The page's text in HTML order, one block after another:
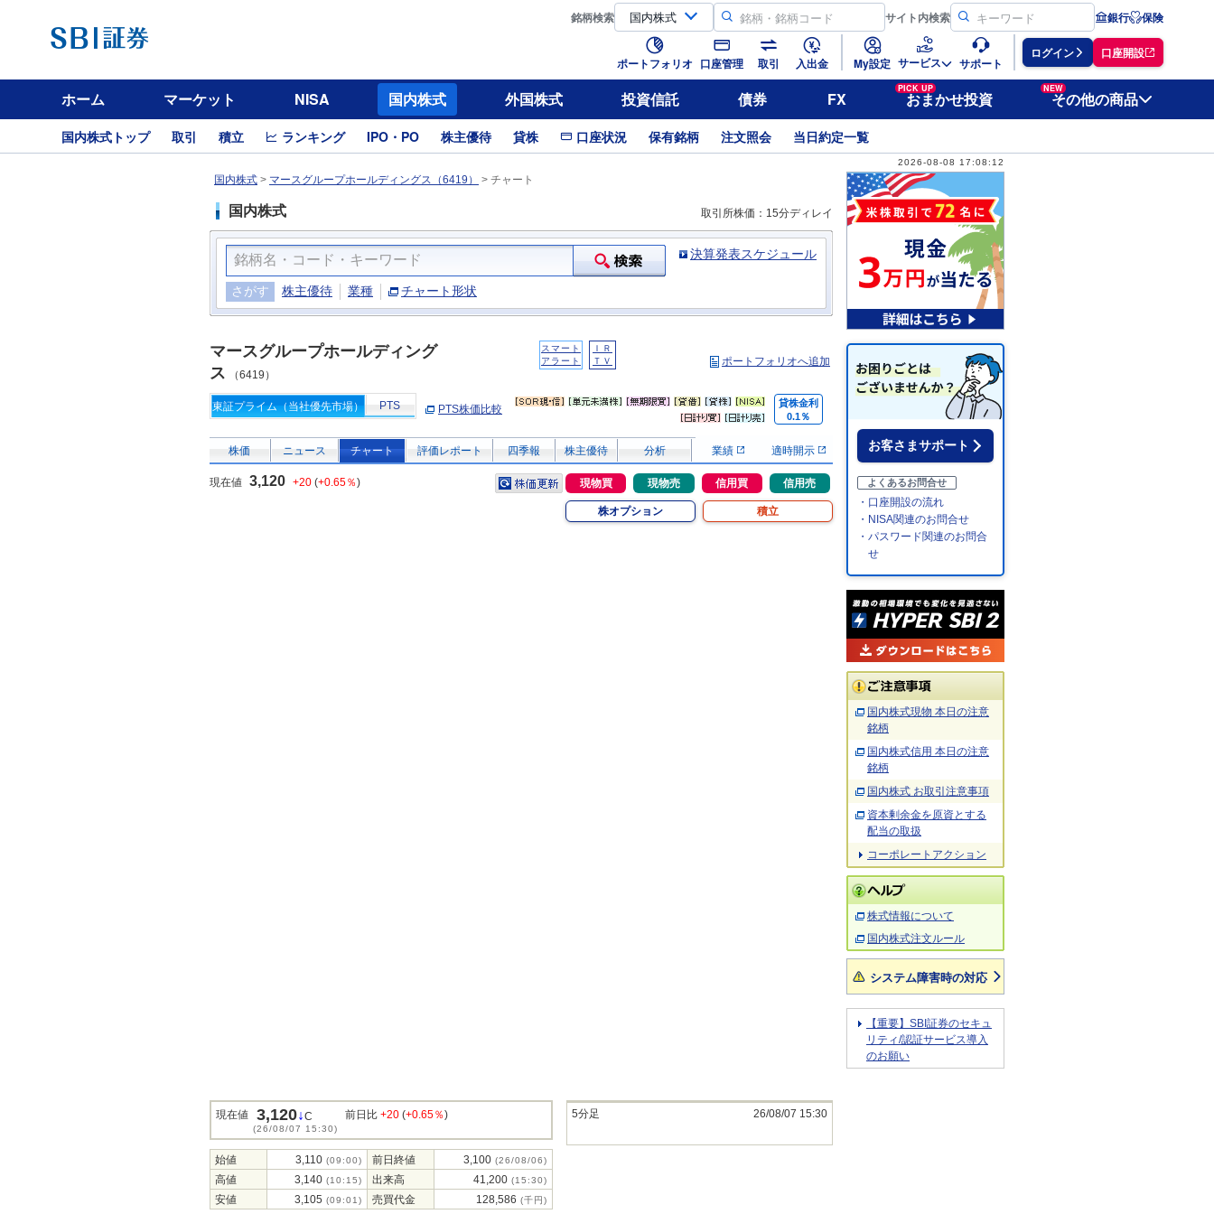
銘柄検索 サイト内検索 銀行 保険
ポートフォリオ 口座管理 取引 入出金 My設定 サービス サポート
ログイン 口座開設
ホーム マーケット NISA 国内株式 外国株式 投資信託 債券 FX
PICK UP
おまかせ投資
NEW
その他の商品
国内株式トップ 取引 積立 ランキング IPO・PO 株主優待 貸株 口座状況 保有銘柄 注文照会 当日約定一覧
2026-08-08 17:08:12
国内株式 > マースグループホールディングス（6419） > チャート
国内株式 取引所株価：15分ディレイ
決算発表スケジュール
さがす 株主優待 業種 チャート形状
マースグループホールディング
ス （6419）
スマート
アラート
ＩＲ
ＴＶ
ポートフォリオへ追加
東証プライム（当社優先市場） PTS PTS株価比較
貸株金利
0.1％
株価 ニュース チャート 評価レポート 四季報 株主優待 分析 業績 適時開示
現在値 3,120 +20 (+0.65％) 現物買 現物売 信用買 信用売
株オプション 積立
現在値 3,120↓C
(26/08/07 15:30)
前日比 +20 (+0.65％)
始値 3,110 (09:00) 前日終値 3,100 (26/08/06)
高値 3,140 (10:15) 出来高 41,200 (15:30)
安値 3,105 (09:01) 売買代金 128,586 (千円)
5分足 26/08/07 15:30
お客さまサポート
よくあるお問合せ
・口座開設の流れ
・NISA関連のお問合せ
・パスワード関連のお問合
せ
国内株式現物 本日の注意
銘柄
国内株式信用 本日の注意
銘柄
国内株式 お取引注意事項
資本剰余金を原資とする
配当の取扱
コーポレートアクション
株式情報について
国内株式注文ルール
システム障害時の対応
【重要】SBI証券のセキュ
リティ/認証サービス導入
のお願い